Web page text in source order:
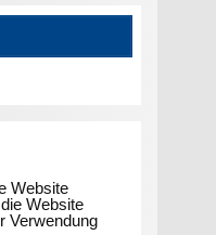
Website
Website
Verwendung